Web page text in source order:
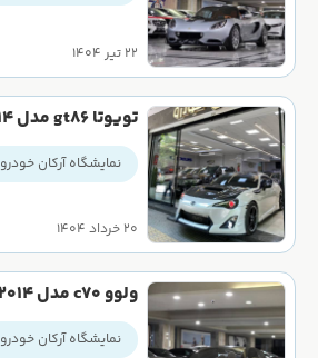
۲۲ تیر ۱۴۰۴
تویوتا gt86 مدل ۲۰۱۴
نمایشگاه آرکان خودرو
۲۰ خرداد ۱۴۰۴
ولوو c70 مدل 2014
نمایشگاه آرکان خودرو